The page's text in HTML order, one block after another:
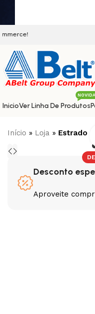
InicioVer Linha De Produtos
Início » Loja » Estrado
Desconto
Aproveite